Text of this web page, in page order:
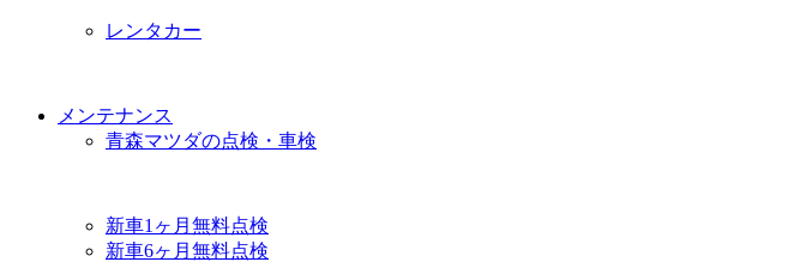
レンタカー
メンテナンス
青森マツダの点検・車検
新車1ヶ月無料点検
新車6ヶ月無料点検